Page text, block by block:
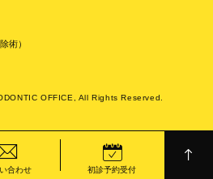
術）
OFFICE, All Rights Reserved.
合わせ 初診予約受付